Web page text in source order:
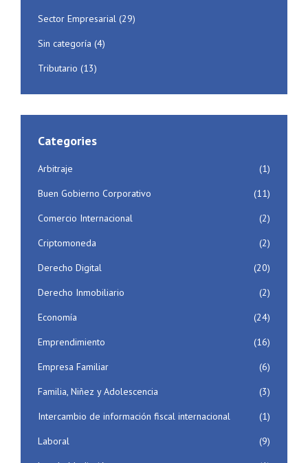
Sector Empresarial (29)
Sin categoría (4)
Tributario (13)
Categories
Arbitraje
(1)
Buen Gobierno Corporativo
(11)
Comercio Internacional
(2)
Criptomoneda
(2)
Derecho Digital
(20)
Derecho Inmobiliario
(2)
Economía
(24)
Emprendimiento
(16)
Empresa Familiar
(6)
Familia, Niñez y Adolescencia
(3)
Intercambio de información fiscal internacional
(1)
Laboral
(9)